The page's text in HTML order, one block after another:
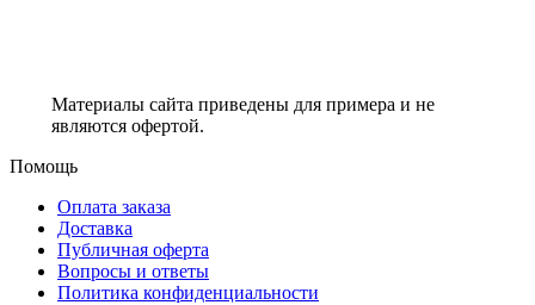
Материалы сайта приведены для примера и не
являются офертой.
Помощь
Оплата заказа
Доставка
Публичная оферта
Вопросы и ответы
Политика конфиденциальности